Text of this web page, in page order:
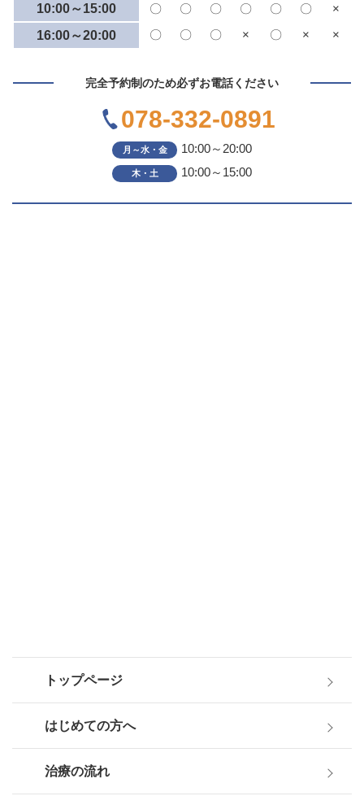
10:00～15:00
〇 〇 〇 〇 〇 〇
×
16:00～20:00
〇 〇 〇 × 〇 × ×
完全予約制のため必ずお電話ください
078-332-0891
月～水・金 10:00～20:00
木・土 10:00～15:00
トップページ
はじめての方へ
治療の流れ